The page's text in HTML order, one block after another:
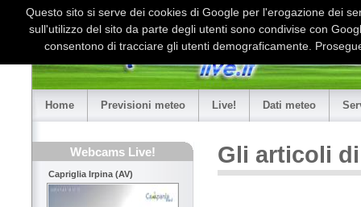
Home Previsioni meteo Live! Dati meteo
Webcams Live!
Capriglia Irpina (AV)
Gli articoli
Questo sito si serve dei cookies di Google per l'erogazione dei
sull'utilizzo del sito da parte degli utenti sono condivise con
consentono di tracciare gli utenti demograficamente.